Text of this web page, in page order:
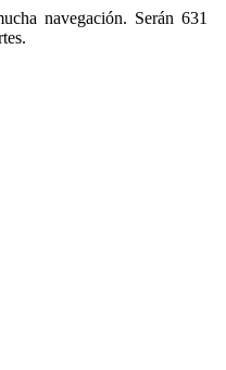
navegación. Serán 631